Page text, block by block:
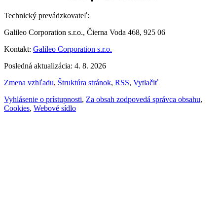
Technický prevádzkovateľ:
Galileo Corporation s.r.o., Čierna Voda 468, 925 06
Kontakt: Galileo Corporation s.r.o.
Posledná aktualizácia: 4. 8. 2026
Zmena vzhľadu, Štruktúra stránok, RSS, Vytlačiť
Vyhlásenie o prístupnosti, Za obsah zodpovedá správca obsahu,
Cookies, Webové sídlo